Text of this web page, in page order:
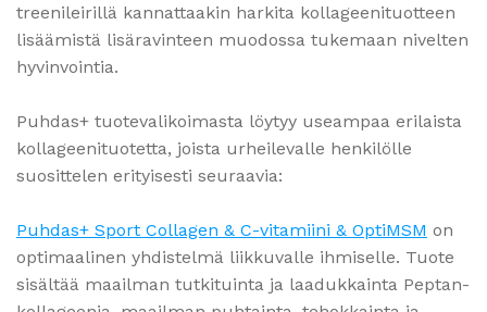
treenileirillä kannattaakin harkita kollageenituotteen
lisäämistä lisäravinteen muodossa tukemaan nivelten
hyvinvointia.
Puhdas+ tuotevalikoimasta löytyy useampaa erilaista
kollageenituotetta, joista urheilevalle henkilölle
suosittelen erityisesti seuraavia:
Puhdas+ Sport Collagen & C-vitamiini & OptiMSM on
optimaalinen yhdistelmä liikkuvalle ihmiselle. Tuote
sisältää maailman tutkituinta ja laadukkainta Peptan-